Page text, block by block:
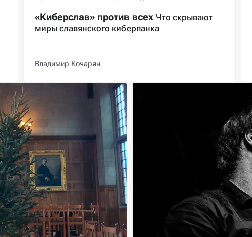
«Киберслав» против всех Что скрывают
миры славянского киберпанка
Владимир Кочарян